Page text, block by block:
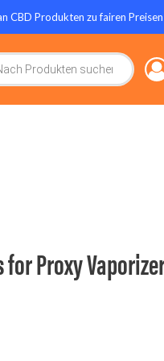
CBD Produkten zu fairen
Proxy